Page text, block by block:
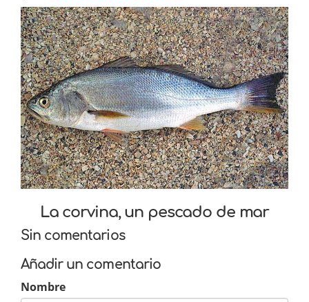
La corvina, un pescado de mar
Sin comentarios
Añadir un comentario
Nombre